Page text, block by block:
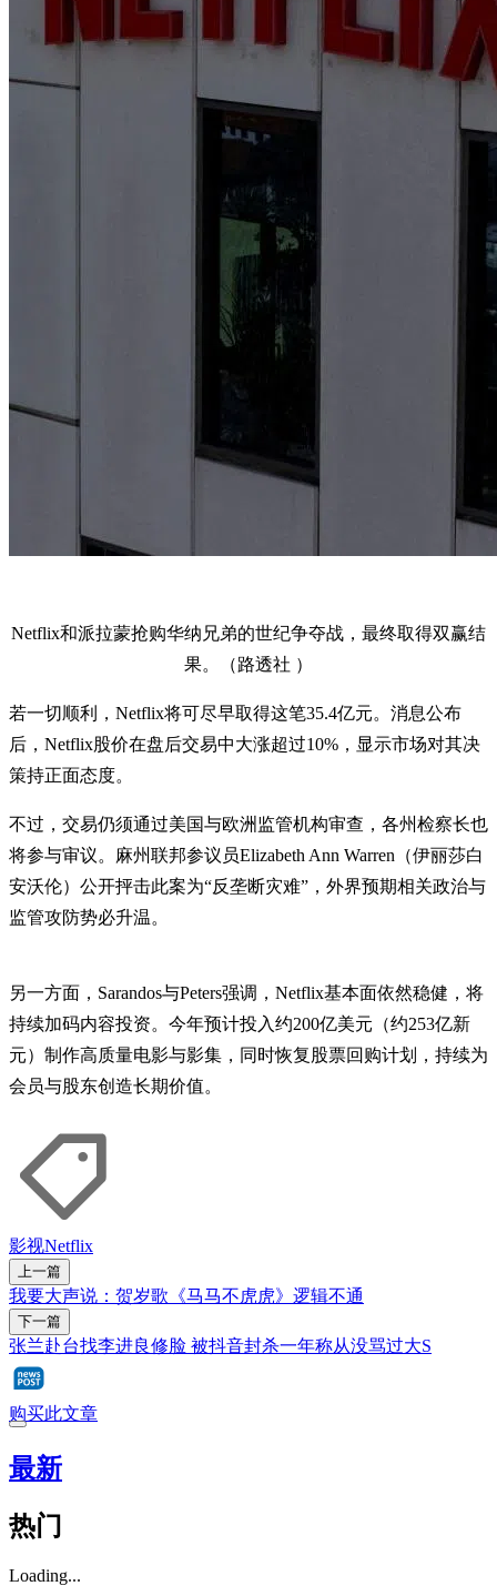
Netflix和派拉蒙抢购华纳兄弟的世纪争夺战，最终取得双赢结
果。（路透社 ）
若一切顺利，Netflix将可尽早取得这笔35.4亿元。消息公布
后，Netflix股价在盘后交易中大涨超过10%，显示市场对其决
策持正面态度。
不过，交易仍须通过美国与欧洲监管机构审查，各州检察长也
将参与审议。麻州联邦参议员Elizabeth Ann Warren（伊丽莎白
安沃伦）公开抨击此案为“反垄断灾难”，外界预期相关政治与
监管攻防势必升温。
另一方面，Sarandos与Peters强调，Netflix基本面依然稳健，将
持续加码内容投资。今年预计投入约200亿美元（约253亿新
元）制作高质量电影与影集，同时恢复股票回购计划，持续为
会员与股东创造长期价值。
影视Netflix
上一篇
我要大声说：贺岁歌《马马不虎虎》逻辑不通
下一篇
张兰赴台找李进良修脸 被抖音封杀一年称从没骂过大S
购买此文章
最新
热门
Loading...